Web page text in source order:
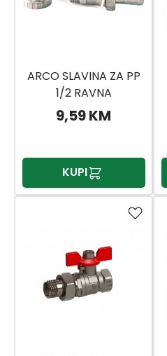
ARCO SLAVINA ZA PP
1/2 RAVNA
9,59 KM
KUPI